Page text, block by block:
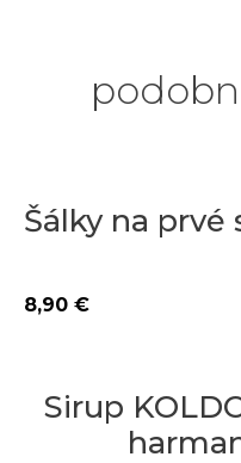
Šálky na
8,90 €
Sirup